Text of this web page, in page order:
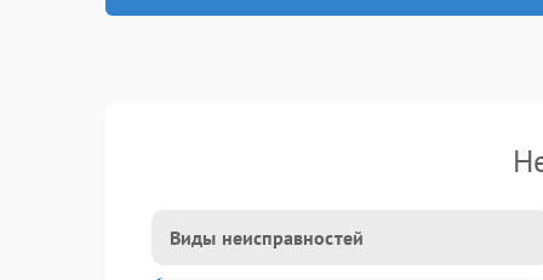
Виды неисправностей